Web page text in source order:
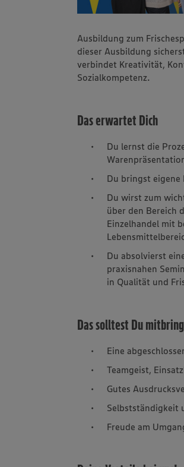
Ausbildung zum
dieser Ausbildung
verbindet Kreativität,
Sozialkompetenz.
Das erwartet Dich
Du lernst die
Du bringst eigene
Du wirst zum
über den Bereich
Einzelhandel mit
Du absolvierst
praxisnahen
in Qualität und
Das solltest Du
Eine
Teamgeist,
Gutes
Selbstständigkeit
Freude am